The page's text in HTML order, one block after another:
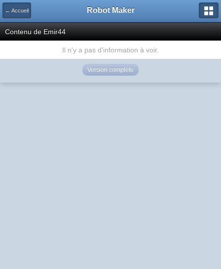
← Accueil Robot Maker
Contenu de Emir44
Il n'y a pas d'information à voir.
Version complète